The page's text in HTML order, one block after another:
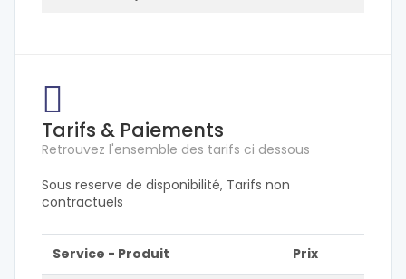
Tarifs & Paiements
Retrouvez l'ensemble des tarifs ci dessous
Sous reserve de disponibilité, Tarifs non
contractuels
Service - Produit Prix